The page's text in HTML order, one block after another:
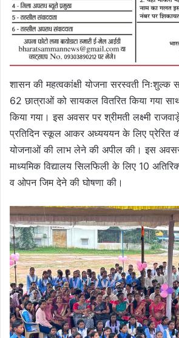
शासन की महत्वकांक्षी योजना सरस्वती
62 छात्राओं को सायकल वितरित किया गया साथ
किया गया। इस अवसर पर श्रीमती लक्ष्मी
प्रतिदिन स्कूल आकर अध्यययन के लिए प्रेरित
योजनाओं की लाभ लेने की अपील की। इस
माध्यमिक विद्यालय सिलफिली के लिए 10
व ओपन जिम देने की घोषणा की।